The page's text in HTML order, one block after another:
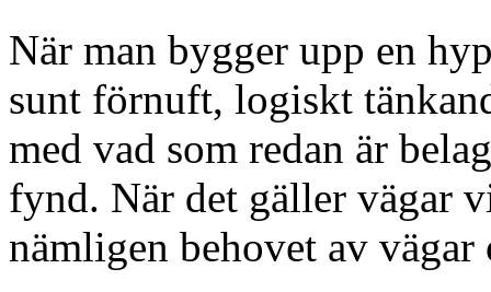
När man bygger upp en
sunt förnuft, logiskt
med vad som redan är
fynd. När det gäller vägar
nämligen behovet av